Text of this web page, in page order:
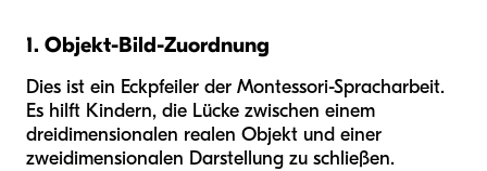
1. Objekt-Bild-Zuordnung
Dies ist ein Eckpfeiler der Montessori-Spracharbeit.
Es hilft Kindern, die Lücke zwischen einem
dreidimensionalen realen Objekt und einer
zweidimensionalen Darstellung zu schließen.